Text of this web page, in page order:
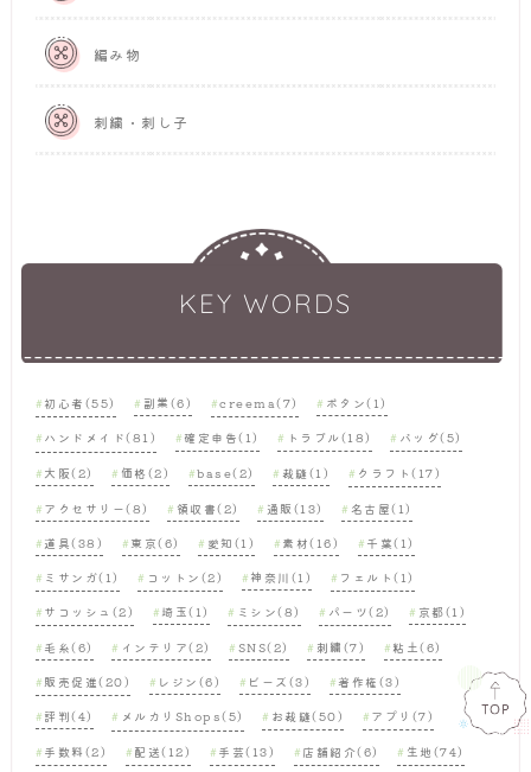
編み物
刺繍・刺し子
KEY WORDS
初心者(55) 副業(6) creema(7) ボタン(1)
ハンドメイド(81) 確定申告(1) トラブル(18) バッグ(5)
大阪(2) 価格(2) base(2) 裁縫(1) クラフト(17)
アクセサリー(8) 領収書(2) 通販(13) 名古屋(1)
道具(38) 東京(6) 愛知(1) 素材(16) 千葉(1)
ミサンガ(1) コットン(2) 神奈川(1) フェルト(1)
サコッシュ(2) 埼玉(1) ミシン(8) パーツ(2) 京都(1)
毛糸(6) インテリア(2) SNS(2) 刺繍(7) 粘土(6)
販売促進(20) レジン(6) ビーズ(3) 著作権(3)
評判(4) メルカリShops(5) お裁縫(50) アプリ(7)
手数料(2) 配送(12) 手芸(13) 店舗紹介(6) 生地(74)